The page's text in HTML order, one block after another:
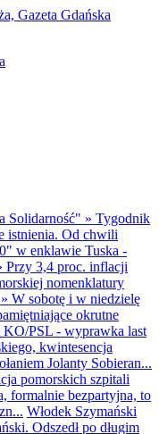
Solidarność" » Tygodnik
istnienia. Od chwili
w enklawie Tuska -
Przy 3,4 proc. inflacji
nomenklatury
» W sobotę i w niedzielę
okrutne
PSL - wyprawka last
kwintesencja
Jolanty Sobieran...
pomorskich szpitali
formalnie bezpartyjna, to
Włodek Szymański
Odszedł po długim